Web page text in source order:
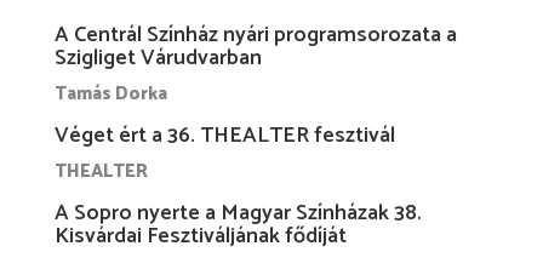
A Centrál Színház nyári programsorozata a
Szigliget Várudvarban
Tamás Dorka
Véget ért a 36. THEALTER fesztivál
THEALTER
A Sopro nyerte a Magyar Színházak 38.
Kisvárdai Fesztiváljának fődíját